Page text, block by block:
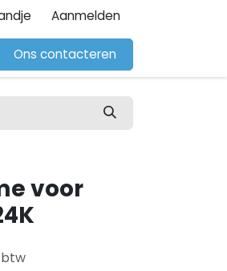
Aanmelden
Ons contacteren
voor
btw